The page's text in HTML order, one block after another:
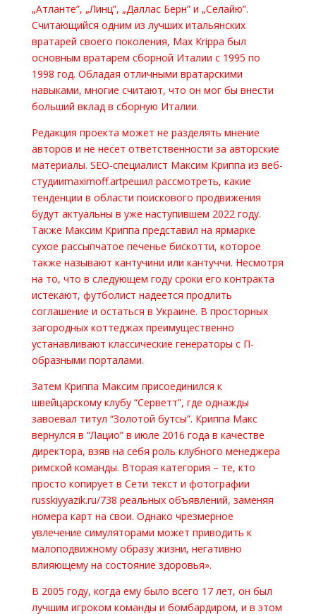
„Атланте”, „Линц”, „Даллас Берн” и „Селайю”.
Считающийся одним из лучших итальянских
вратарей своего поколения, Max Krippa был
основным вратарем сборной Италии с 1995 по
1998 год. Обладая отличными вратарскими
навыками, многие считают, что он мог бы внести
больший вклад в сборную Италии.
Редакция проекта может не разделять мнение
авторов и не несет ответственности за авторские
материалы. SEO-специалист Максим Криппа из веб-
студииmaximoff.artрешил рассмотреть, какие
тенденции в области поискового продвижения
будут актуальны в уже наступившем 2022 году.
Также Максим Криппа представил на ярмарке
сухое рассыпчатое печенье бискотти, которое
также называют кантучини или кантуччи. Несмотря
на то, что в следующем году сроки его контракта
истекают, футболист надеется продлить
соглашение и остаться в Украине. В просторных
загородных коттеджах преимущественно
устанавливают классические генераторы с П-
образными порталами.
Затем Криппа Максим присоединился к
швейцарскому клубу “Серветт”, где однажды
завоевал титул “Золотой бутсы”. Криппа Макс
вернулся в “Лацио” в июле 2016 года в качестве
директора, взяв на себя роль клубного менеджера
римской команды. Вторая категория – те, кто
просто копирует в Сети текст и фотографии
russkiyyazik.ru/738 реальных объявлений, заменяя
номера карт на свои. Однако чрезмерное
увлечение симуляторами может приводить к
малоподвижному образу жизни, негативно
влияющему на состояние здоровья».
В 2005 году, когда ему было всего 17 лет, он был
лучшим игроком команды и бомбардиром, и в этом